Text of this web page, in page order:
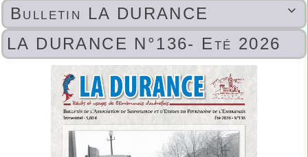

Bulletin LA DURANCE
LA DURANCE N°136- Eté 2026